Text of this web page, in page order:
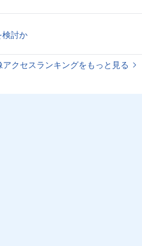
討か
アクセスランキングをもっと見る